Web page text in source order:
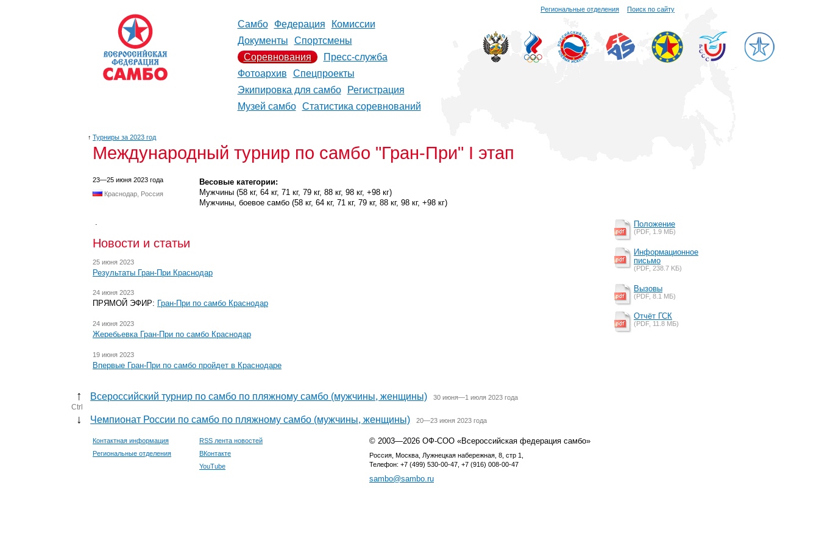
Региональные отделения Поиск по сайту
Самбо Федерация
Комиссии
Документы
Спортсмены
Соревнования
Пресс-служба
Фотоархив
Спецпроекты
Экипировка для самбо
Регистрация
Музей самбо
Статистика соревнований
↑ Турниры за 2023 год
Международный турнир по самбо "Гран-При" I этап
23—25 июня 2023 года
Краснодар, Россия
Весовые категории:
Мужчины (58 кг, 64 кг, 71 кг, 79 кг, 88 кг, 98 кг, +98 кг)
Мужчины, боевое самбо (58 кг, 64 кг, 71 кг, 79 кг, 88 кг, 98 кг, +98 кг)
.
Новости и статьи
25 июня 2023
Результаты Гран-При Краснодар
24 июня 2023
ПРЯМОЙ ЭФИР: Гран-При по самбо Краснодар
24 июня 2023
Жеребьевка Гран-При по самбо Краснодар
19 июня 2023
Впервые Гран-При по самбо пройдет в Краснодаре
Положение
(PDF, 1.9 MБ)
Информационное
письмо
(PDF, 238.7 KБ)
Вызовы
(PDF, 8.1 MБ)
Отчёт ГСК
(PDF, 11.8 MБ)
↑ Всероссийский турнир по самбо по пляжному самбо (мужчины, женщины) 30 июня—1 июля 2023 года
Ctrl
↓ Чемпионат России по самбо по пляжному самбо (мужчины, женщины) 20—23 июня 2023 года
Контактная информация
Региональные отделения
RSS лента новостей
ВКонтакте
YouTube
© 2003—2026 ОФ-СОО «Всероссийская федерация самбо»
Россия, Москва, Лужнецкая набережная, 8, стр 1,
Телефон: +7 (499) 530-00-47, +7 (916) 008-00-47
sambo@sambo.ru